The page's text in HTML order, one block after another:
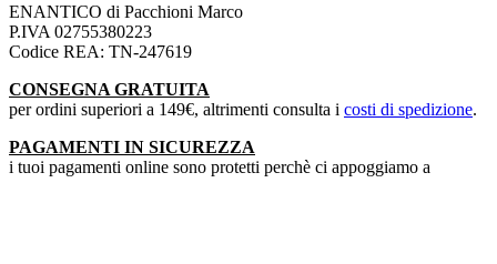
ENANTICO di Pacchioni Marco
P.IVA 02755380223
Codice REA: TN-247619
CONSEGNA GRATUITA
per ordini superiori a 149€, altrimenti consulta i costi di spedizione.
PAGAMENTI IN SICUREZZA
i tuoi pagamenti online sono protetti perchè ci appoggiamo a